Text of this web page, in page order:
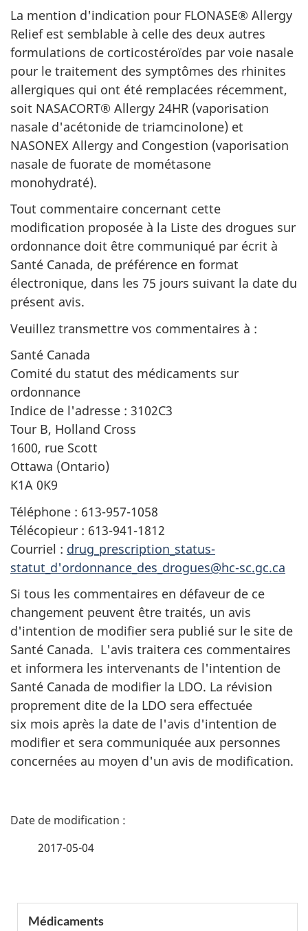
La mention d'indication pour FLONASE® Allergy
Relief est semblable à celle des deux autres
formulations de corticostéroïdes par voie nasale
pour le traitement des symptômes des rhinites
allergiques qui ont été remplacées récemment,
soit NASACORT® Allergy 24HR (vaporisation
nasale d'acétonide de triamcinolone) et
NASONEX Allergy and Congestion (vaporisation
nasale de fuorate de mométasone
monohydraté).
Tout commentaire concernant cette
modification proposée à la Liste des drogues sur
ordonnance doit être communiqué par écrit à
Santé Canada, de préférence en format
électronique, dans les 75 jours suivant la date du
présent avis.
Veuillez transmettre vos commentaires à :
Santé Canada
Comité du statut des médicaments sur
ordonnance
Indice de l'adresse : 3102C3
Tour B, Holland Cross
1600, rue Scott
Ottawa (Ontario)
K1A 0K9
Téléphone : 613-957-1058
Télécopieur : 613-941-1812
Courriel : drug_prescription_status-
statut_d'ordonnance_des_drogues@hc-sc.gc.ca
Si tous les commentaires en défaveur de ce
changement peuvent être traités, un avis
d'intention de modifier sera publié sur le site de
Santé Canada. L'avis traitera ces commentaires
et informera les intervenants de l'intention de
Santé Canada de modifier la LDO. La révision
proprement dite de la LDO sera effectuée
six mois après la date de l'avis d'intention de
modifier et sera communiquée aux personnes
concernées au moyen d'un avis de modification.
D
a
2017-05-04
Médicaments